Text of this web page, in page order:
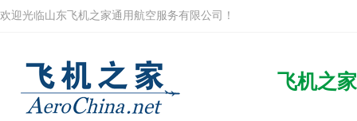
欢迎光临山东飞机之家通用航空服务有限公司！
飞机之